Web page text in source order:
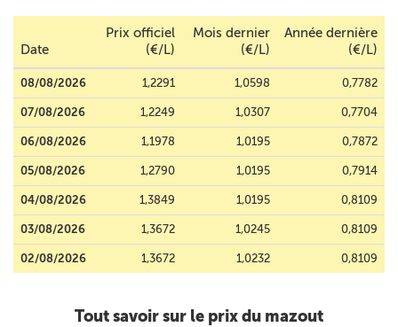
Date
Prix officiel
(€/L)
Mois dernier
(€/L)
Année dernière
(€/L)
08/08/2026 1,2291 1,0598 0,7782
07/08/2026 1,2249 1,0307 0,7704
06/08/2026 1,1978 1,0195 0,7872
05/08/2026 1,2790 1,0195 0,7914
04/08/2026 1,3849 1,0195 0,8109
03/08/2026 1,3672 1,0245 0,8109
02/08/2026 1,3672 1,0232 0,8109
Tout savoir sur le prix du mazout